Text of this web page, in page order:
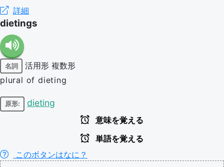
詳細
dietings
名詞 活用形 複数形
plural of dieting
原形: dieting
意味を覚える
単語を覚える
このボタンはなに？